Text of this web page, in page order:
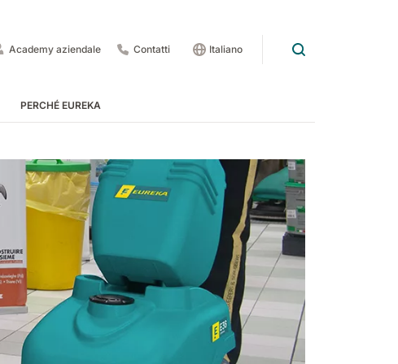
Academy aziendale Contatti Italiano
PERCHÉ EUREKA
E75
Rider 1201